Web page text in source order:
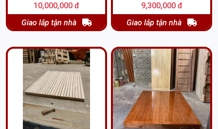
10,000,000 đ
Giao lắp tận nhà
9,300,000 đ
Giao lắp tận nhà